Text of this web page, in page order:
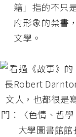
籍」指的不只
府形象的禁書
文學。